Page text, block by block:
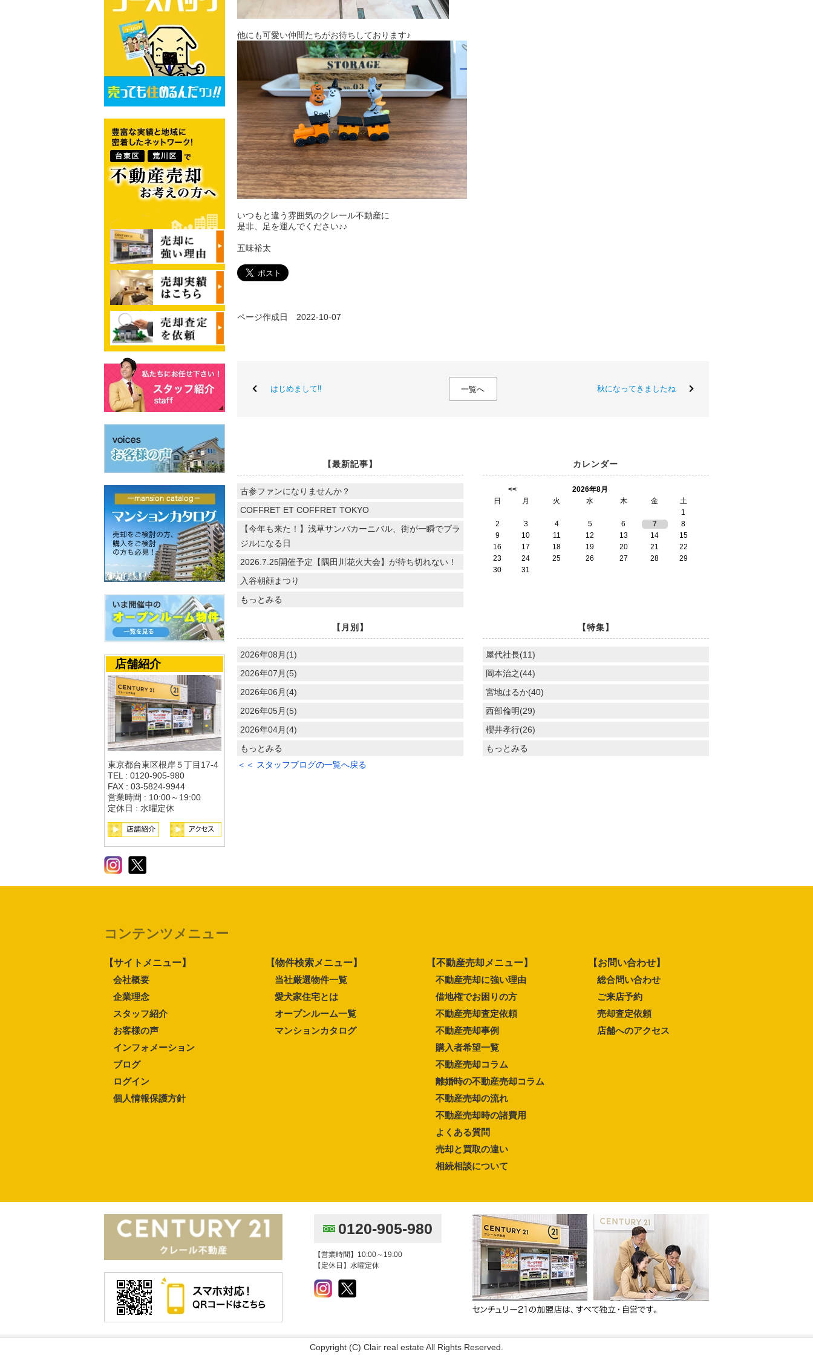
他にも可愛い仲間たちがお待ちしております♪
いつもと違う雰囲気のクレール不動産に
是非、足を運んでください♪♪
五味裕太
ページ作成日 2022-10-07
はじめまして‼ 一覧へ 秋になってきましたね
【最新記事】
古参ファンになりませんか？
COFFRET ET COFFRET TOKYO
【今年も来た！】浅草サンバカーニバル、街が一瞬でブラ
ジルになる日
2026.7.25開催予定【隅田川花火大会】が待ち切れない！
入谷朝顔まつり
もっとみる
カレンダー
<<
2026年8月
日
月 火 水 木 金
土
1
2
3 4 5 6 7
8
9
10 11 12 13 14
15
16
17 18 19 20 21
22
23
24 25 26 27 28
29
30
31
【月別】
2026年08月(1)
2026年07月(5)
2026年06月(4)
2026年05月(5)
2026年04月(4)
もっとみる
【特集】
屋代社長(11)
岡本治之(44)
宮地はるか(40)
西部倫明(29)
櫻井孝行(26)
もっとみる
＜＜ スタッフブログの一覧へ戻る
店舗紹介
東京都台東区根岸５丁目17-4
TEL : 0120-905-980
FAX : 03-5824-9944
営業時間 : 10:00～19:00
定休日 : 水曜定休
コンテンツメニュー
【サイトメニュー】
会社概要
企業理念
スタッフ紹介
お客様の声
インフォメーション
ブログ
ログイン
個人情報保護方針
【物件検索メニュー】
当社厳選物件一覧
愛犬家住宅とは
オープンルーム一覧
マンションカタログ
【不動産売却メニュー】
不動産売却に強い理由
借地権でお困りの方
不動産売却査定依頼
不動産売却事例
購入者希望一覧
不動産売却コラム
離婚時の不動産売却コラム
不動産売却の流れ
不動産売却時の諸費用
よくある質問
売却と買取の違い
相続相談について
【お問い合わせ】
総合問い合わせ
ご来店予約
売却査定依頼
店舗へのアクセス
0120-905-980
【営業時間】10:00～19:00
【定休日】水曜定休
Copyright (C) Clair real estate All Rights Reserved.